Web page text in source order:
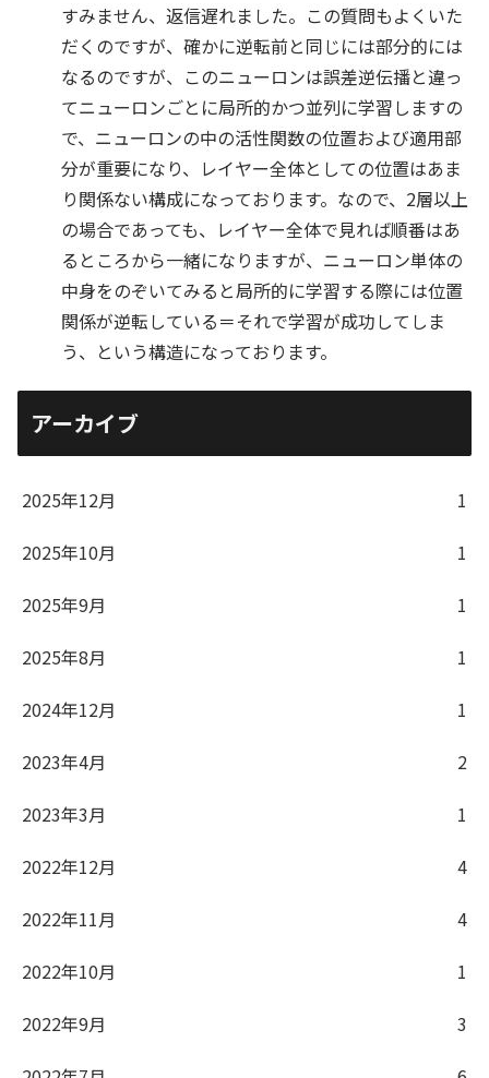
すみません、返信遅れました。この質問もよくいた
だくのですが、確かに逆転前と同じには部分的には
なるのですが、このニューロンは誤差逆伝播と違っ
てニューロンごとに局所的かつ並列に学習しますの
で、ニューロンの中の活性関数の位置および適用部
分が重要になり、レイヤー全体としての位置はあま
り関係ない構成になっております。なので、2層以上
の場合であっても、レイヤー全体で見れば順番はあ
るところから一緒になりますが、ニューロン単体の
中身をのぞいてみると局所的に学習する際には位置
関係が逆転している＝それで学習が成功してしま
う、という構造になっております。
アーカイブ
2025年12月
1
2025年10月
1
2025年9月
1
2025年8月
1
2024年12月
1
2023年4月
2
2023年3月
1
2022年12月
4
2022年11月
4
2022年10月
1
2022年9月
3